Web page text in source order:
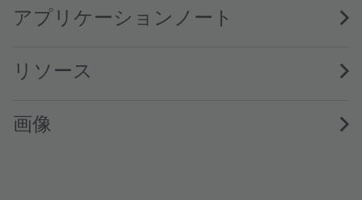
アプリケーションノート
リソース
画像